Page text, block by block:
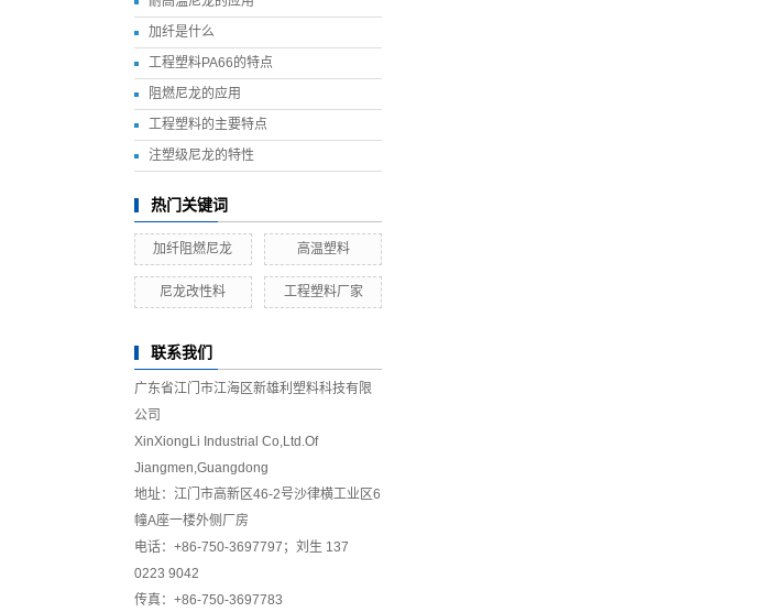
加纤是什么
工程塑料PA66的特点
阻燃尼龙的应用
工程塑料的主要特点
注塑级尼龙的特性
热门关键词
加纤阻燃尼龙 高温塑料
尼龙改性料 工程塑料厂家
联系我们
广东省江门市江海区新雄利塑料科技有限
公司
XinXiongLi Industrial Co,Ltd.Of
Jiangmen,Guangdong
地址：江门市高新区46-2号沙律横工业区6
幢A座一楼外侧厂房
电话：+86-750-3697797；刘生 137
0223 9042
传真：+86-750-3697783